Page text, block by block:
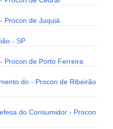
Procon de Juquiá
- SP
Procon de Porto Ferreira
do - Procon de Ribeirão
do Consumidor - Procon